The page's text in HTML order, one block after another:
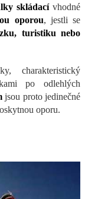
skládací vhodné
oporou, jestli se
turistiku nebo
charakteristický
po odlehlých
jsou proto jedinečné
oporu.